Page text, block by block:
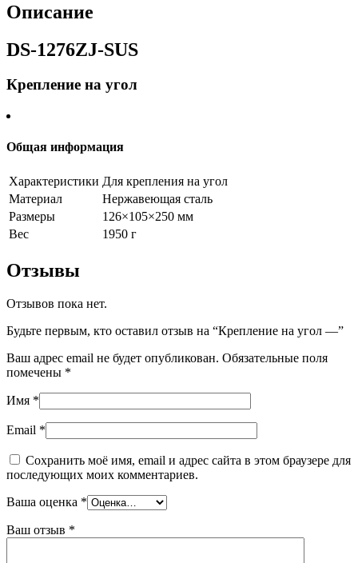
Описание
DS-1276ZJ-SUS
Крепление на угол
Общая информация
Характеристики Для крепления на угол
Материал
Нержавеющая сталь
Размеры
126×105×250 мм
Вес
1950 г
Отзывы
Отзывов пока нет.
Будьте первым, кто оставил отзыв на “Крепление на угол —”
Ваш адрес email не будет опубликован. Обязательные поля
помечены *
Имя *
Email *
Сохранить моё имя, email и адрес сайта в этом браузере для
последующих моих комментариев.
Ваша оценка *
Ваш отзыв *